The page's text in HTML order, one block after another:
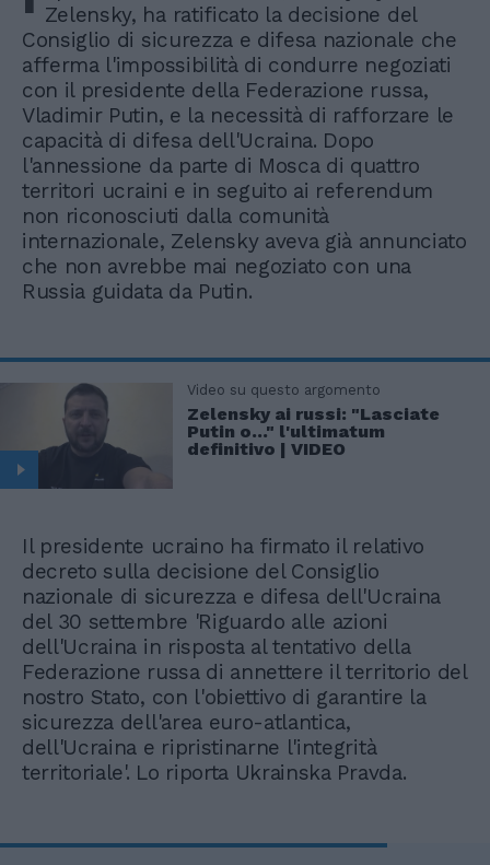
Zelensky, ha ratificato la decisione del
Consiglio di sicurezza e difesa nazionale che
afferma l'impossibilità di condurre negoziati
con il presidente della Federazione russa,
Vladimir Putin, e la necessità di rafforzare le
capacità di difesa dell'Ucraina. Dopo
l'annessione da parte di Mosca di quattro
territori ucraini e in seguito ai referendum
non riconosciuti dalla comunità
internazionale, Zelensky aveva già annunciato
che non avrebbe mai negoziato con una
Russia guidata da Putin.
Video su questo argomento
Zelensky ai russi: "Lasciate
Putin o..." l'ultimatum
definitivo | VIDEO
Il presidente ucraino ha firmato il relativo
decreto sulla decisione del Consiglio
nazionale di sicurezza e difesa dell'Ucraina
del 30 settembre 'Riguardo alle azioni
dell'Ucraina in risposta al tentativo della
Federazione russa di annettere il territorio del
nostro Stato, con l'obiettivo di garantire la
sicurezza dell'area euro-atlantica,
dell'Ucraina e ripristinarne l'integrità
territoriale'. Lo riporta Ukrainska Pravda.